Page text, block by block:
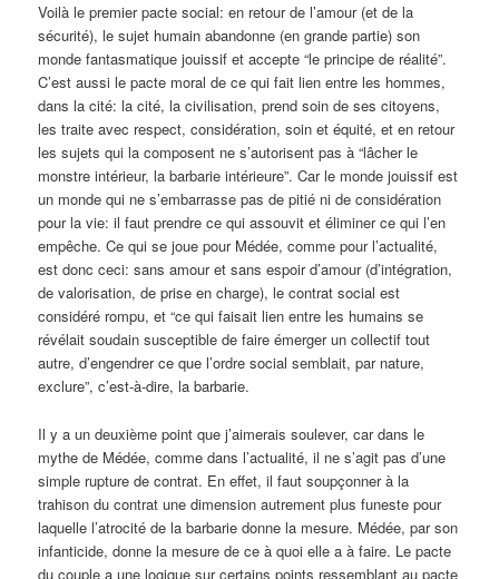
Voilà le premier pacte social: en retour de l’amour (et de la
sécurité), le sujet humain abandonne (en grande partie) son
monde fantasmatique jouissif et accepte “le principe de réalité”.
C’est aussi le pacte moral de ce qui fait lien entre les hommes,
dans la cité: la cité, la civilisation, prend soin de ses citoyens,
les traite avec respect, considération, soin et équité, et en retour
les sujets qui la composent ne s’autorisent pas à “lâcher le
monstre intérieur, la barbarie intérieure”. Car le monde jouissif est
un monde qui ne s’embarrasse pas de pitié ni de considération
pour la vie: il faut prendre ce qui assouvit et éliminer ce qui l’en
empêche. Ce qui se joue pour Médée, comme pour l’actualité,
est donc ceci: sans amour et sans espoir d’amour (d’intégration,
de valorisation, de prise en charge), le contrat social est
considéré rompu, et “ce qui faisait lien entre les humains se
révélait soudain susceptible de faire émerger un collectif tout
autre, d’engendrer ce que l’ordre social semblait, par nature,
exclure”, c’est-à-dire, la barbarie.
Il y a un deuxième point que j’aimerais soulever, car dans le
mythe de Médée, comme dans l’actualité, il ne s’agit pas d’une
simple rupture de contrat. En effet, il faut soupçonner à la
trahison du contrat une dimension autrement plus funeste pour
laquelle l’atrocité de la barbarie donne la mesure. Médée, par son
infanticide, donne la mesure de ce à quoi elle a à faire. Le pacte
du couple a une logique sur certains points ressemblant au pacte